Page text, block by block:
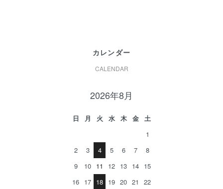
カレンダー
CALENDAR
2026年8月
日 月 火 水 木 金
土
1
2
3 4 5 6 7
8
9
10 11 12 13 14 15
16 17 18 19 20 21
22